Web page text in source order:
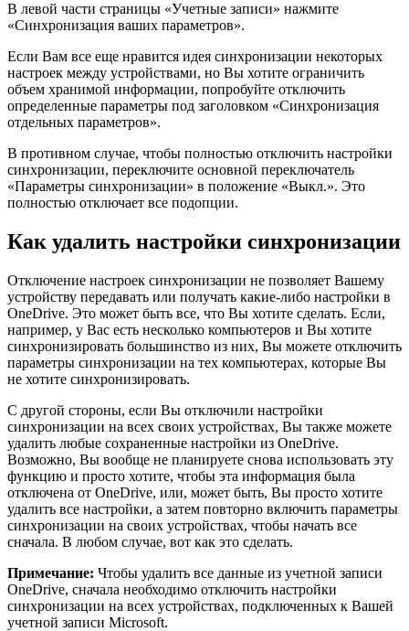
В левой части страницы «Учетные записи» нажмите
«Синхронизация ваших параметров».
Если Вам все еще нравится идея синхронизации некоторых
настроек между устройствами, но Вы хотите ограничить
объем хранимой информации, попробуйте отключить
определенные параметры под заголовком «Синхронизация
отдельных параметров».
В противном случае, чтобы полностью отключить настройки
синхронизации, переключите основной переключатель
«Параметры синхронизации» в положение «Выкл.». Это
полностью отключает все подопции.
Как удалить настройки синхронизации
Отключение настроек синхронизации не позволяет Вашему
устройству передавать или получать какие-либо настройки в
OneDrive. Это может быть все, что Вы хотите сделать. Если,
например, у Вас есть несколько компьютеров и Вы хотите
синхронизировать большинство из них, Вы можете отключить
параметры синхронизации на тех компьютерах, которые Вы
не хотите синхронизировать.
С другой стороны, если Вы отключили настройки
синхронизации на всех своих устройствах, Вы также можете
удалить любые сохраненные настройки из OneDrive.
Возможно, Вы вообще не планируете снова использовать эту
функцию и просто хотите, чтобы эта информация была
отключена от OneDrive, или, может быть, Вы просто хотите
удалить все настройки, а затем повторно включить параметры
синхронизации на своих устройствах, чтобы начать все
сначала. В любом случае, вот как это сделать.
Примечание: Чтобы удалить все данные из учетной записи
OneDrive, сначала необходимо отключить настройки
синхронизации на всех устройствах, подключенных к Вашей
учетной записи Microsoft.